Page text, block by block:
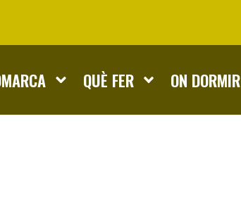
QUÈ FER ON DORMIR